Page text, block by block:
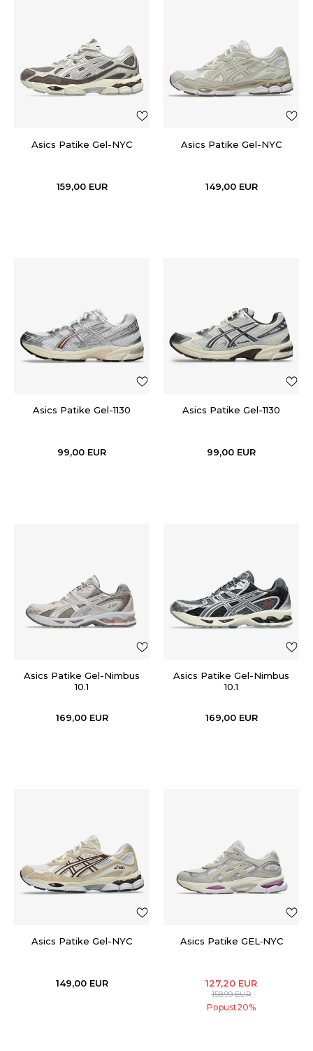
Asics Patike Gel-NYC
159,00 EUR
Asics Patike Gel-NYC
149,00 EUR
Asics Patike Gel-1130
99,00 EUR
Asics Patike Gel-1130
99,00 EUR
Asics Patike Gel-Nimbus
10.1
169,00 EUR
Asics Patike Gel-Nimbus
10.1
169,00 EUR
Asics Patike Gel-NYC
149,00 EUR
Asics Patike GEL‑NYC
127,20 EUR
158,99EUR
Popust20%